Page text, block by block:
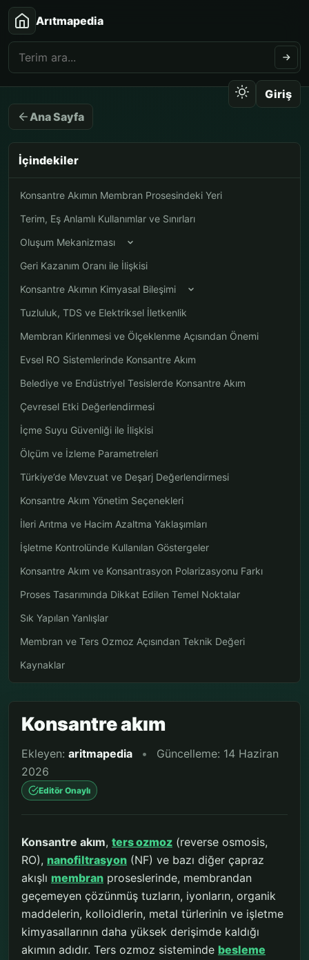
Arıtmapedia
Giriş
Ana Sayfa
İçindekiler
Konsantre Akımın Membran Prosesindeki Yeri
Terim, Eş Anlamlı Kullanımlar ve Sınırları
Oluşum Mekanizması
Geri Kazanım Oranı ile İlişkisi
Konsantre Akımın Kimyasal Bileşimi
Tuzluluk, TDS ve Elektriksel İletkenlik
Membran Kirlenmesi ve Ölçeklenme Açısından Önemi
Evsel RO Sistemlerinde Konsantre Akım
Belediye ve Endüstriyel Tesislerde Konsantre Akım
Çevresel Etki Değerlendirmesi
İçme Suyu Güvenliği ile İlişkisi
Ölçüm ve İzleme Parametreleri
Türkiye’de Mevzuat ve Deşarj Değerlendirmesi
Konsantre Akım Yönetim Seçenekleri
İleri Arıtma ve Hacim Azaltma Yaklaşımları
İşletme Kontrolünde Kullanılan Göstergeler
Konsantre Akım ve Konsantrasyon Polarizasyonu Farkı
Proses Tasarımında Dikkat Edilen Temel Noktalar
Sık Yapılan Yanlışlar
Membran ve Ters Ozmoz Açısından Teknik Değeri
Kaynaklar
Konsantre akım
Ekleyen: aritmapedia •
Güncelleme: 14 Haziran
2026
Editör Onaylı
Konsantre akım, ters ozmoz (reverse osmosis,
RO), nanofiltrasyon (NF) ve bazı diğer çapraz
akışlı membran proseslerinde, membrandan
geçemeyen çözünmüş tuzların, iyonların, organik
maddelerin, kolloidlerin, metal türlerinin ve işletme
kimyasallarının daha yüksek derişimde kaldığı
akımın adıdır. Ters ozmoz sisteminde besleme